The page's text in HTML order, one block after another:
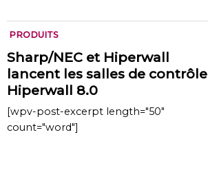
PRODUITS
Sharp/NEC et Hiperwall
lancent les salles de contrôle
Hiperwall 8.0
[wpv-post-excerpt length="50"
count="word"]